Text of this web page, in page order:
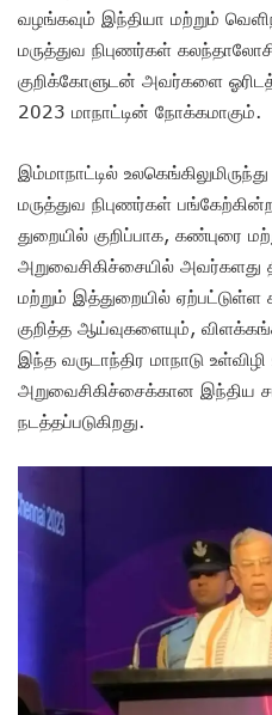
வழங்கவும் இந்தியா மற்றும்
மருத்துவ நிபுணர்கள்
குறிக்கோளுடன் அவர்களை
2023 மாநாட்டின் நோக்கமாகும்.
இம்மாநாட்டில்
மருத்துவ நிபுணர்கள்
துறையில் குறிப்பாக, கண்புரை
அறுவைசிகிச்சையில் அவர்களது
மற்றும் இத்துறையில்
குறித்த ஆய்வுகளையும்,
இந்த வருடாந்திர மாநாடு
அறுவைசிகிச்சைக்கான இந்திய
நடத்தப்படுகிறது.